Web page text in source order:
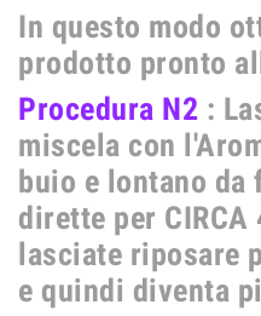
In questo modo
prodotto pronto
Procedura N2 :
miscela con
buio e lontano
dirette per
lasciate riposare
e quindi diventa